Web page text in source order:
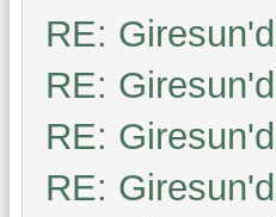
RE:
RE:
RE:
RE: